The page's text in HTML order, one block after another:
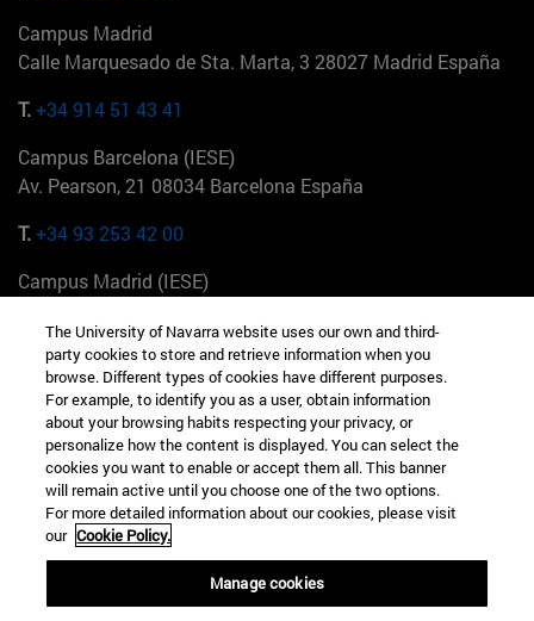
Campus Madrid
Calle Marquesado de Sta. Marta, 3 28027 Madrid España
T.+34 914 51 43 41
Campus Barcelona (IESE)
Av. Pearson, 21 08034 Barcelona España
T.+34 93 253 42 00
Campus Madrid (IESE)
+34 912 11 30 00
Campus Nueva York (IESE)
165 W 57th St 10019-2201 Nueva York EE.UU
+1 646 346 8850
Campus Munich (IESE)
Maria-Theresia-Straße 15 81675 Múnich Alemania
+49 89 24209790
The University of Navarra website uses our own and third-
party cookies to store and retrieve information when you
browse. Different types of cookies have different purposes.
For example, to identify you as a user, obtain information
about your browsing habits respecting your privacy, or
personalize how the content is displayed. You can select the
cookies you want to enable or accept them all. This banner
will remain active until you choose one of the two options.
For more detailed information about our cookies, please visit
our Cookie Policy.
Manage cookies